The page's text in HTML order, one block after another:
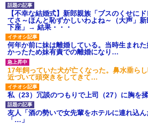
【不幸な結婚式】新郎親族「ブスのくせに
てさ～ほんと恥ずかしいわよね～（大声」
下座」→ 結果・・・
何年か前に妹は離婚している。当時生まれ
かったため妹有責での離婚になり…
17年飼っていた犬が亡くなった。鼻水垂ら
近づいて頭突きをしてきて…
私（23）冗談のつもりで上司（27）に胸を
友人「酒の勢いで女先輩をホテルに連れ込
「…」